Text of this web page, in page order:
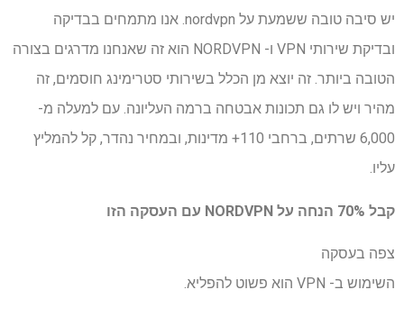
יש סיבה טובה ששמעת על nordvpn. אנו מתמחים בבדיקה
ובדיקת שירותי VPN ו- NORDVPN הוא זה שאנחנו מדרגים בצורה
הטובה ביותר. זה יוצא מן הכלל בשירותי סטרימינג חוסמים, זה
מהיר ויש לו גם תכונות אבטחה ברמה העליונה. עם למעלה מ-
6,000 שרתים, ברחבי 110+ מדינות, ובמחיר נהדר, קל להמליץ ​​
עליו.
קבל 70% הנחה על NORDVPN עם העסקה הזו
צפה בעסקה
השימוש ב- VPN הוא פשוט להפליא.